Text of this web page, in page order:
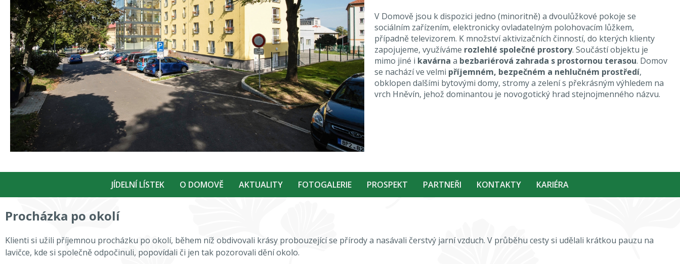
V Domově jsou k dispozici jedno (minoritně) a dvoulůžkové pokoje se
sociálním zařízením, elektronicky ovladatelným polohovacím lůžkem,
případně televizorem. K množství aktivizačních činností, do kterých klienty
zapojujeme, využíváme rozlehlé společné prostory. Součástí objektu je
mimo jiné i kavárna a bezbariérová zahrada s prostornou terasou. Domov
se nachází ve velmi příjemném, bezpečném a nehlučném prostředí,
obklopen dalšími bytovými domy, stromy a zelení s překrásným výhledem na
vrch Hněvín, jehož dominantou je novogotický hrad stejnojmenného názvu.
JÍDELNÍ LÍSTEK O DOMOVĚ AKTUALITY FOTOGALERIE PROSPEKT PARTNEŘI KONTAKTY KARIÉRA
Procházka po okolí
Klienti si užili příjemnou procházku po okolí, během níž obdivovali krásy probouzející se přírody a nasávali čerstvý jarní vzduch. V průběhu cesty si udělali krátkou pauzu na
lavičce, kde si společně odpočinuli, popovídali či jen tak pozorovali dění okolo.